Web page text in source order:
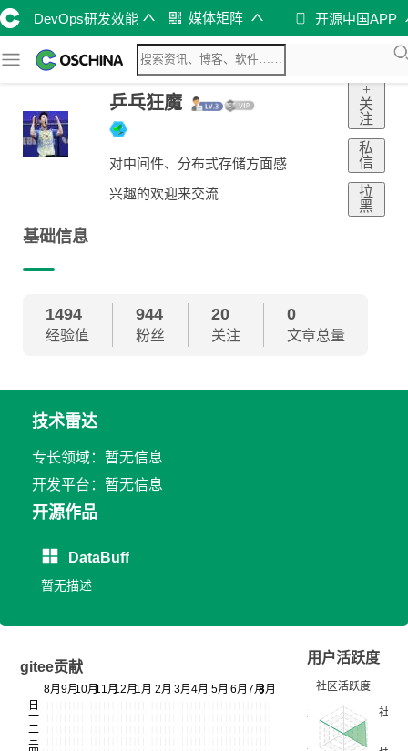
DevOps研发效能 媒体矩阵 开源中国APP
乒乓狂魔
对中间件、分布式存储方面感
兴趣的欢迎来交流
+
关
注
私
信
拉
黑
基础信息
1494
经验值
944
粉丝
20
关注
0
文章总量
技术雷达
专长领域：暂无信息
开发平台：暂无信息
开源作品
DataBuff
暂无描述
gitee贡献
用户活跃度